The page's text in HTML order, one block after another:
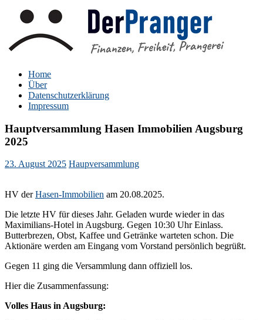
Inhalt
DerPranger
Finanzen, Freiheit, Prangerei
Home
Über
Datenschutzerklärung
Impressum
Hauptversammlung Hasen Immobilien Augsburg
2025
23. August 2025 Haupversammlung
HV derHasen-Immobilien am 20.08.2025.
Die letzte HV für dieses Jahr. Geladen wurde wieder in das
Maximilians-Hotel in Augsburg. Gegen 10:30 Uhr Einlass.
Butterbrezen, Obst, Kaffee und Getränke warteten schon. Die
Aktionäre werden am Eingang vom Vorstand persönlich begrüßt.
Gegen 11 ging die Versammlung dann offiziell los.
Hier die Zusammenfassung:
Volles Haus in Augsburg: